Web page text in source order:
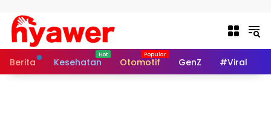
Berita Kesehatan Otomotif GenZ #Viral